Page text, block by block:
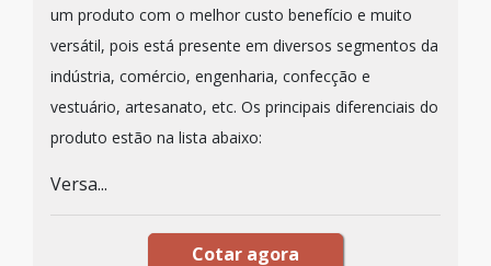
um produto com o melhor custo benefício e muito
versátil, pois está presente em diversos segmentos da
indústria, comércio, engenharia, confecção e
vestuário, artesanato, etc. Os principais diferenciais do
produto estão na lista abaixo:
Versa...
Cotar agora